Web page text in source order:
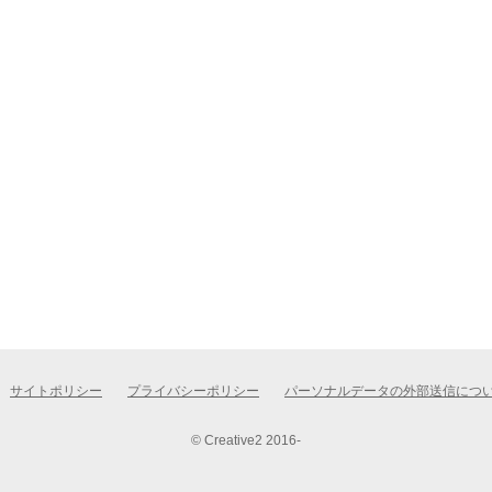
サイトポリシー プライバシーポリシー パーソナルデータの外部送信につ
© Creative2 2016-